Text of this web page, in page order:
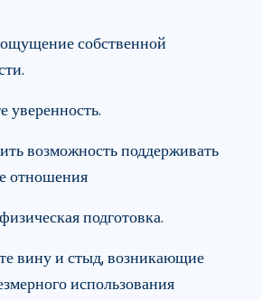
собственной
уверенность.
возможность поддерживать
отношения
подготовка.
вину и стыд, возникающие
использования